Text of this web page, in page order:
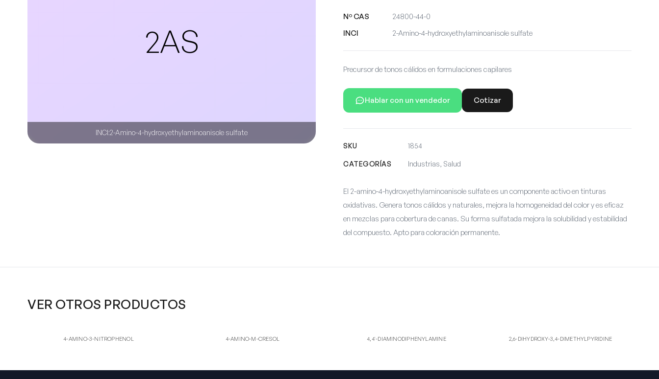
2AS
INCI:2-Amino-4-hydroxyethylaminoanisole sulfate
Nº CAS
24800-44-0
INCI
2-Amino-4-hydroxyethylaminoanisole sulfate
Precursor de tonos cálidos en formulaciones capilares
Hablar con un vendedor Cotizar
SKU 1854
CATEGORÍAS Industrias, Salud
El 2-amino-4-hydroxyethylaminoanisole sulfate es un componente activo en tinturas
oxidativas. Genera tonos cálidos y naturales, mejora la homogeneidad del color y es eficaz
en mezclas para cobertura de canas. Su forma sulfatada mejora la solubilidad y estabilidad
del compuesto. Apto para coloración permanente.
VER OTROS PRODUCTOS
4-AM
4-AMINO-3-NITROPHENOL 4-AM
4-AMINO-M-CRESOL 4,4'
4,4'-DIAMINODIPHENYLAMINE 2,6-
2,6-DIHYDROXY-3,4-DIMETHYLPYRIDINE